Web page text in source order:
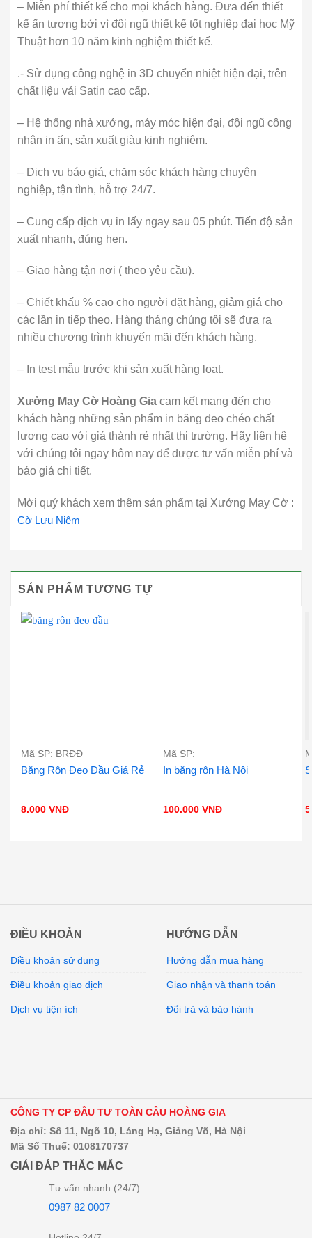
– Miễn phí thiết kế cho mọi khách hàng. Đưa đến thiết
kế ấn tượng bởi vì đội ngũ thiết kế tốt nghiệp đại học Mỹ
Thuật hơn 10 năm kinh nghiệm thiết kế.
.- Sử dụng công nghệ in 3D chuyển nhiệt hiện đại, trên
chất liệu vải Satin cao cấp.
– Hệ thống nhà xưởng, máy móc hiện đại, đội ngũ công
nhân in ấn, sản xuất giàu kinh nghiệm.
– Dịch vụ báo giá, chăm sóc khách hàng chuyên
nghiệp, tận tình, hỗ trợ 24/7.
– Cung cấp dịch vụ in lấy ngay sau 05 phút. Tiến độ sản
xuất nhanh, đúng hẹn.
– Giao hàng tận nơi ( theo yêu cầu).
– Chiết khấu % cao cho người đặt hàng, giảm giá cho
các lần in tiếp theo. Hàng tháng chúng tôi sẽ đưa ra
nhiều chương trình khuyến mãi đến khách hàng.
– In test mẫu trước khi sản xuất hàng loạt.
Xưởng May Cờ Hoàng Gia cam kết mang đến cho
khách hàng những sản phẩm in băng đeo chéo chất
lượng cao với giá thành rẻ nhất thị trường. Hãy liên hệ
với chúng tôi ngay hôm nay để được tư vấn miễn phí và
báo giá chi tiết.
Mời quý khách xem thêm sản phẩm tại Xưởng May Cờ :
Cờ Lưu Niệm
SẢN PHẨM TƯƠNG TỰ
Mã SP: BRĐĐ
Băng Rôn Đeo Đầu Giá Rẻ
8.000 VNĐ
Mã SP:
In băng rôn Hà Nội
100.000 VNĐ
ĐIỀU KHOẢN
Điều khoản sử dụng
Điều khoản giao dịch
Dịch vụ tiện ích
HƯỚNG DẪN
Hướng dẫn mua hàng
Giao nhận và thanh toán
Đổi trả và bảo hành
CÔNG TY CP ĐẦU TƯ TOÀN CẦU HOÀNG GIA
Địa chỉ: Số 11, Ngõ 10, Láng Hạ, Giảng Võ, Hà Nội
Mã Số Thuế: 0108170737
GIẢI ĐÁP THẮC MẮC
Tư vấn nhanh (24/7)
0987 82 0007